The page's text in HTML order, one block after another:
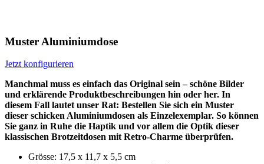
Muster Aluminiumdose
Jetzt konfigurieren
Manchmal muss es einfach das Original sein – schöne Bilder
und erklärende Produktbeschreibungen hin oder her. In
diesem Fall lautet unser Rat: Bestellen Sie sich ein Muster
dieser schicken Aluminiumdosen als Einzelexemplar. So können
Sie ganz in Ruhe die Haptik und vor allem die Optik dieser
klassischen Brotzeitdosen mit Retro-Charme überprüfen.
Grösse: 17,5 x 11,7 x 5,5 cm